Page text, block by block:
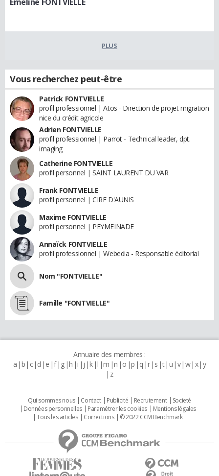
PLUS
Vous recherchez peut-être
Patrick FONTVIELLE
profil professionnel | Atos - Direction de projet migration
nice du crédit agricole
Adrien FONTVIELLE
profil professionnel | Parrot - Technical leader, dpt.
imaging
Catherine FONTVIELLE
profil personnel | SAINT LAURENT DU VAR
Frank FONTVIELLE
profil personnel | CIRE D'AUNIS
Maxime FONTVIELLE
profil personnel | PEYMEINADE
Annaïck FONTVIELLE
profil professionnel | Webedia - Responsable éditorial
Nom "FONTVIELLE"
Famille "FONTVIELLE"
Annuaire des membres :
a b c d e f g h i j k l m n o p q r s t u v w x y
z
Qui sommes nous Contact Publicité Recrutement
Societé
Données personnelles
Paramétrer les cookies
Mentions légales
Tous les articles
Corrections © 2022 CCM Benchmark